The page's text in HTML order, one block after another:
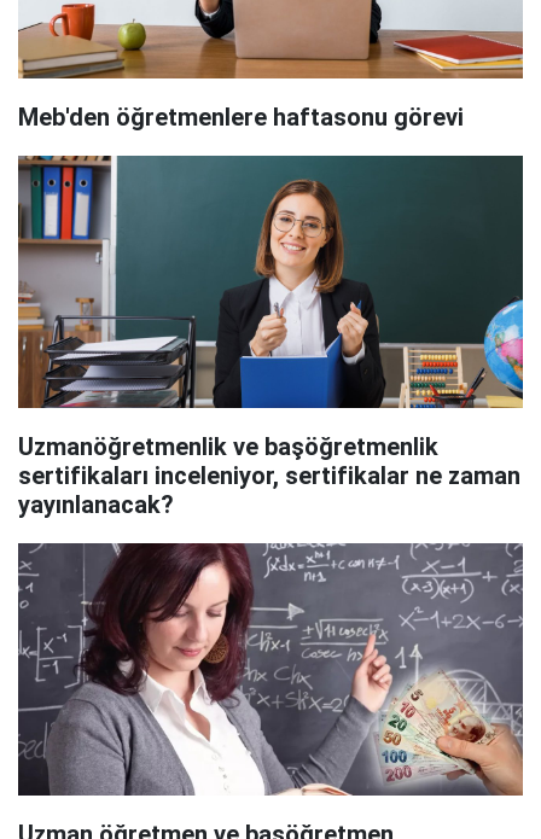
Meb'den öğretmenlere haftasonu görevi
Uzmanöğretmenlik ve başöğretmenlik
sertifikaları inceleniyor, sertifikalar ne zaman
yayınlanacak?